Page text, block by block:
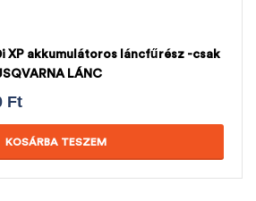
XP akkumulátoros láncfűrész -csak
LÁNC
Ft
KOSÁRBA TESZEM